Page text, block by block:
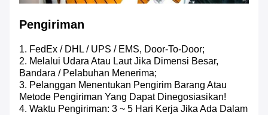
Pengiriman
1. FedEx / DHL / UPS / EMS, Door-To-Door;
2. Melalui Udara Atau Laut Jika Dimensi Besar,
Bandara / Pelabuhan Menerima;
3. Pelanggan Menentukan Pengirim Barang Atau
Metode Pengiriman Yang Dapat Dinegosiasikan!
4. Waktu Pengiriman: 3 ~ 5 Hari Kerja Jika Ada Dalam